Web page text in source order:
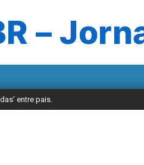
–
entre pais.